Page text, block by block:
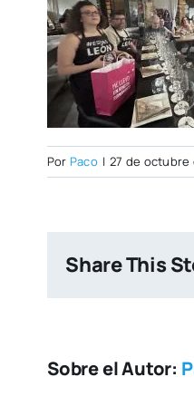
Por Paco | 27 de octubre
Share This
Sobre el Autor: